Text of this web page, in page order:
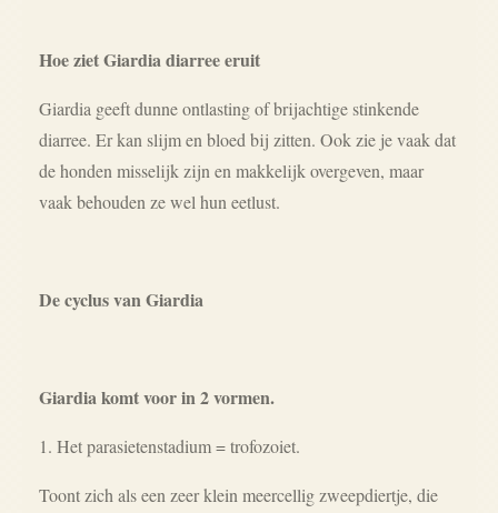
Hoe ziet Giardia diarree eruit
Giardia geeft dunne ontlasting of brijachtige stinkende
diarree. Er kan slijm en bloed bij zitten. Ook zie je vaak dat
de honden misselijk zijn en makkelijk overgeven, maar
vaak behouden ze wel hun eetlust.
De cyclus van Giardia
Giardia komt voor in 2 vormen.
1. Het parasietenstadium = trofozoiet.
Toont zich als een zeer klein meercellig zweepdiertje, die